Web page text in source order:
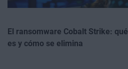
El ransomware Cobalt Strike: qué
es y cómo se elimina